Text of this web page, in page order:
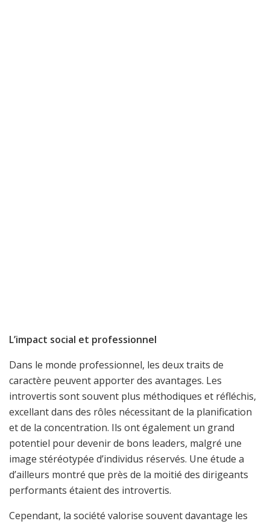
L’impact social et professionnel
Dans le monde professionnel, les deux traits de
caractère peuvent apporter des avantages. Les
introvertis sont souvent plus méthodiques et réfléchis,
excellant dans des rôles nécessitant de la planification
et de la concentration. Ils ont également un grand
potentiel pour devenir de bons leaders, malgré une
image stéréotypée d’individus réservés. Une étude a
d’ailleurs montré que près de la moitié des dirigeants
performants étaient des introvertis.
Cependant, la société valorise souvent davantage les